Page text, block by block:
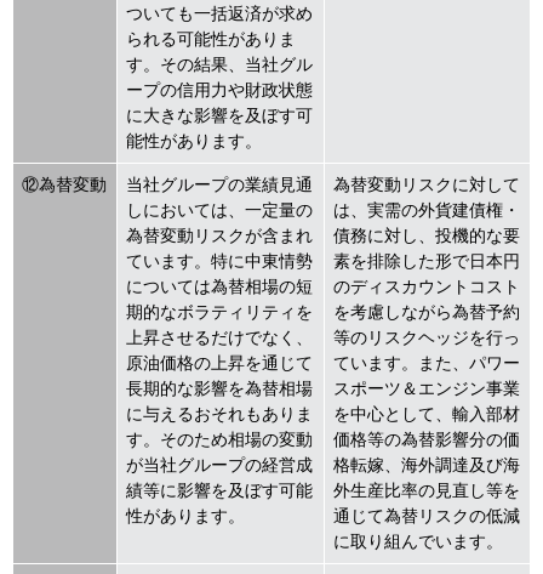
ついても一括返済が求め
られる可能性がありま
す。その結果、当社グル
ープの信用力や財政状態
に大きな影響を及ぼす可
能性があります。
⑫為替変動
当社グループの業績見通
しにおいては、一定量の
為替変動リスクが含まれ
ています。特に中東情勢
については為替相場の短
期的なボラティリティを
上昇させるだけでなく、
原油価格の上昇を通じて
長期的な影響を為替相場
に与えるおそれもありま
す。そのため相場の変動
が当社グループの経営成
績等に影響を及ぼす可能
性があります。
為替変動リスクに対して
は、実需の外貨建債権・
債務に対し、投機的な要
素を排除した形で日本円
のディスカウントコスト
を考慮しながら為替予約
等のリスクヘッジを行っ
ています。また、パワー
スポーツ＆エンジン事業
を中心として、輸入部材
価格等の為替影響分の価
格転嫁、海外調達及び海
外生産比率の見直し等を
通じて為替リスクの低減
に取り組んでいます。